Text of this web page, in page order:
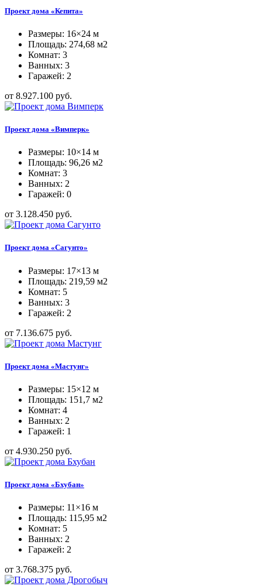
Проект дома «Кепита»
Размеры: 16×24 м
Площадь: 274,68 м2
Комнат: 3
Ванных: 3
Гаражей: 2
от 8.927.100 руб.
Проект дома «Вимперк»
Размеры: 10×14 м
Площадь: 96,26 м2
Комнат: 3
Ванных: 2
Гаражей: 0
от 3.128.450 руб.
Проект дома «Сагунто»
Размеры: 17×13 м
Площадь: 219,59 м2
Комнат: 5
Ванных: 3
Гаражей: 2
от 7.136.675 руб.
Проект дома «Мастунг»
Размеры: 15×12 м
Площадь: 151,7 м2
Комнат: 4
Ванных: 2
Гаражей: 1
от 4.930.250 руб.
Проект дома «Бхубан»
Размеры: 11×16 м
Площадь: 115,95 м2
Комнат: 5
Ванных: 2
Гаражей: 2
от 3.768.375 руб.